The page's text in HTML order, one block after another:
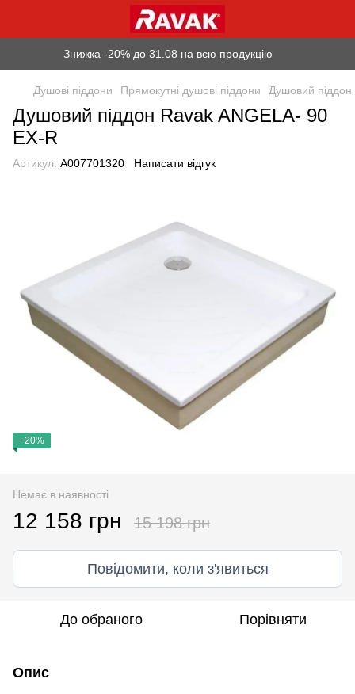
Знижка -20% до 31.08 на всю продукцію
Душові піддони Прямокутні душові піддони Душовий
Душовий піддон Ravak ANGELA- 90
EX-R
Артикул: A007701320 Написати відгук
−20%
Немає в наявності
12 158 грн 15 198 грн
Повідомити, коли з'явиться
До обраного Порівняти
Опис